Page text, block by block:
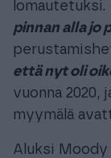
lomautetuksi.
pinnan alla jo
että nyt oli
vuonna 2020,
myymälä
Aluksi